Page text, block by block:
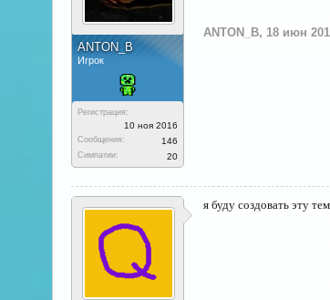
ANTON_B
Игрок
Регистрация:
10 ноя 2016
Сообщения: 146
Симпатии: 20
ANTON_B, 18 июн
я буду создовать эту